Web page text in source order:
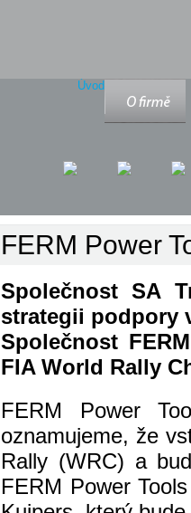
Úvod
FERM Power
Společnost SA
strategii podpory
Společnost
FIA World Rally
FERM Power
oznamujeme, že
Rally (WRC) a
FERM Power